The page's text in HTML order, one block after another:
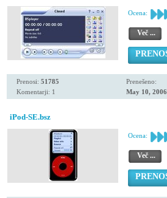
Ocena:
Več ...
Prenosi: 51785
Komentarji: 1
Prenešeno:
May 10, 2006
iPod-SE.bsz
Ocena:
Več ...